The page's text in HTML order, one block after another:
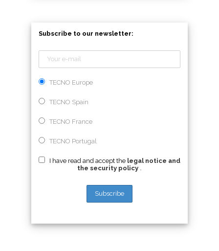
Subscribe to our newsletter:
TECNO Europe
TECNO Spain
TECNO France
TECNO Portugal
I have read and accept the legal notice and
the security policy .